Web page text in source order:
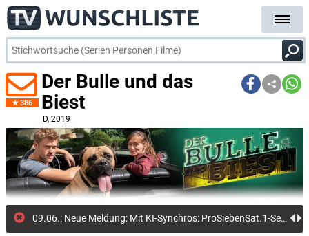
386
Der Bulle und das
Biest
D, 2019
09.06.: Neue Meldung: Mit KI-Synchros: ProSiebenSat.1-Serien sollen international verbreitet werden: 30 Sprachfassungen werden mit Künstlicher Intelligenz generiert